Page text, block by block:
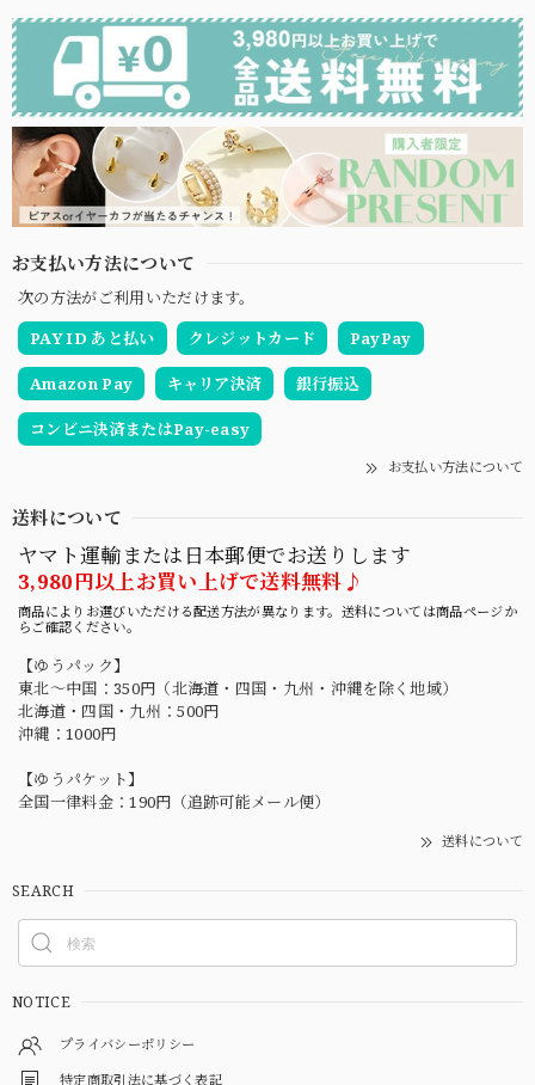
お支払い方法について
次の方法がご利用いただけます。
PAY ID あと払い
クレジットカード PayPay
Amazon Pay キャリア決済 銀行振込
コンビニ決済またはPay-easy
お支払い方法について
送料について
ヤマト運輸または日本郵便でお送りします
3,980円以上お買い上げで送料無料♪
商品によりお選びいただける配送方法が異なります。送料については商品ページか
らご確認ください。
【ゆうパック】
東北〜中国：350円（北海道・四国・九州・沖縄を除く地域）
北海道・四国・九州：500円
沖縄：1000円
【ゆうパケット】
全国一律料金：190円（追跡可能メール便）
送料について
SEARCH
NOTICE
プライバシーポリシー
特定商取引法に基づく表記